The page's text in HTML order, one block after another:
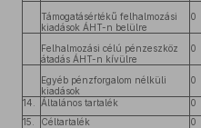
Támogatásértékű felhalmozási
kiadások ÁHT-n belülre
0
Felhalmozási célú pénzeszköz
átadás ÁHT-n kívülre
0
Egyéb pénzforgalom nélküli
kiadások
0
14. Általános tartalék 0
15.
Céltartalék 0